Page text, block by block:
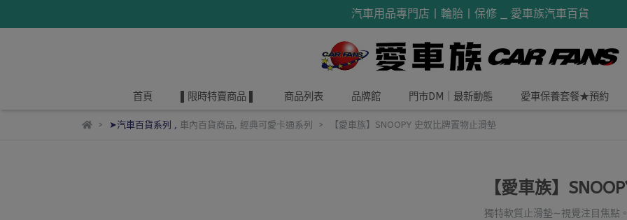
汽車用品專門店丨輪胎丨保修 _ 愛車族汽車百貨
首頁 ▌限時特賣商品 ▌ 商品列表 品牌館 門市DM｜最新動態 愛車保養套餐★預約
➤汽車百貨系列 , 車內百貨商品, 經典可愛卡通系列 【愛車族】SNOOPY 史奴比牌置物止滑墊
【愛車族】
獨特軟質止滑墊∼視覺注目焦點